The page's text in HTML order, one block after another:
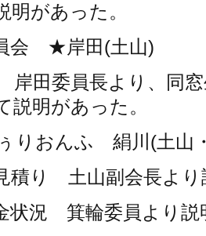
明があった。
会 ★岸田(土山)
田委員長より、同
説明があった。
りおんふ 絹川(土山
り 土山副会長より
況 箕輪委員より説